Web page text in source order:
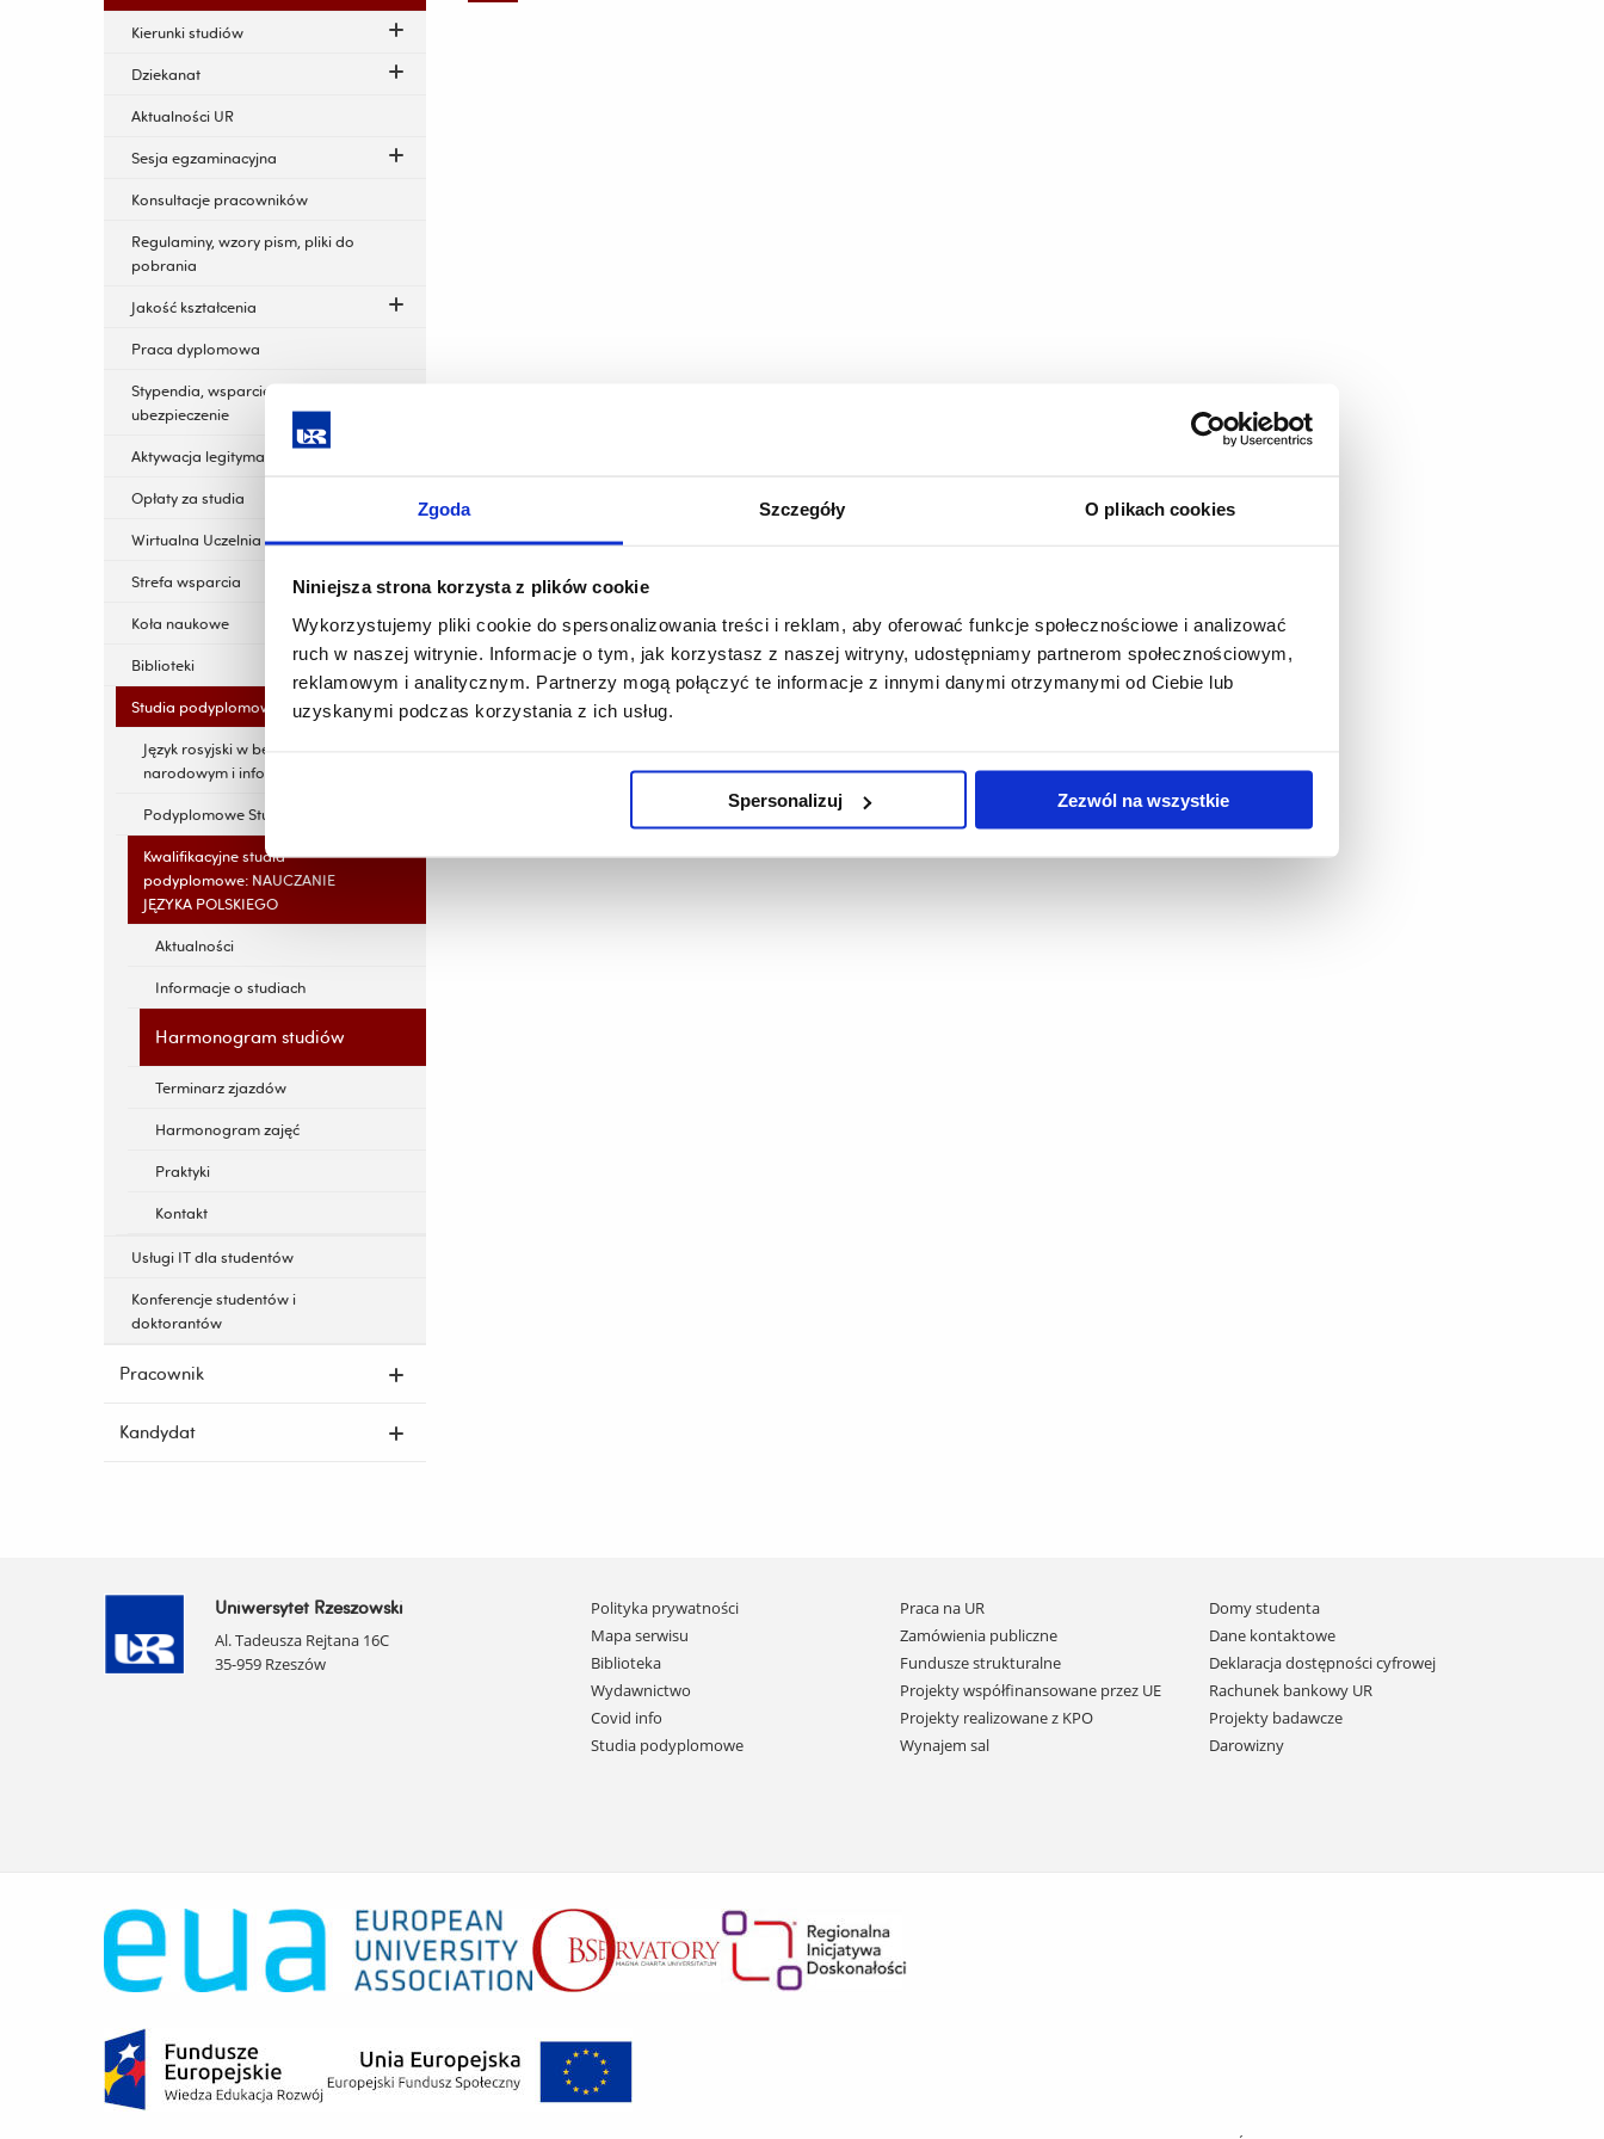
Zgoda Szczegóły O plikach cookies
Niniejsza strona korzysta z plików cookie
Wykorzystujemy pliki cookie do spersonalizowania treści i reklam, aby oferować funkcje społecznościowe i analizować
ruch w naszej witrynie. Informacje o tym, jak korzystasz z naszej witryny, udostępniamy partnerom społecznościowym,
reklamowym i analitycznym. Partnerzy mogą połączyć te informacje z innymi danymi otrzymanymi od Ciebie lub
uzyskanymi podczas korzystania z ich usług.
Spersonalizuj Zezwól na wszystkie
Kierunki studiów
Dziekanat
Aktualności UR
Sesja egzaminacyjna
Konsultacje pracowników
Regulaminy, wzory pism, pliki do
pobrania
Jakość kształcenia
Praca dyplomowa
Stypendia, wsparcie finansowe,
ubezpieczenie
Aktywacja legitymacji studenckiej
Opłaty za studia
Wirtualna Uczelnia
Strefa wsparcia
Koła naukowe
Biblioteki
Studia podyplomowe
Język rosyjski w bezpieczeństwie
narodowym i informacyjnym
Podyplomowe Studia Logopedii
Kwalifikacyjne studia
podyplomowe: NAUCZANIE
JĘZYKA POLSKIEGO
Aktualności
Informacje o studiach
Harmonogram studiów
Terminarz zjazdów
Harmonogram zajęć
Praktyki
Kontakt
Usługi IT dla studentów
Konferencje studentów i
doktorantów
Pracownik
Kandydat
Uniwersytet Rzeszowski
Al. Tadeusza Rejtana 16C
35-959 Rzeszów
Pomiń
nawigację
i
przejdź
do
treści
Polityka prywatności
Mapa serwisu
Biblioteka
Wydawnictwo
Covid info
Studia podyplomowe
Praca na UR
Zamówienia publiczne
Fundusze strukturalne
Projekty współfinansowane przez UE
Projekty realizowane z KPO
Wynajem sal
Domy studenta
Dane kontaktowe
Deklaracja dostępności cyfrowej
Rachunek bankowy UR
Projekty badawcze
Darowizny